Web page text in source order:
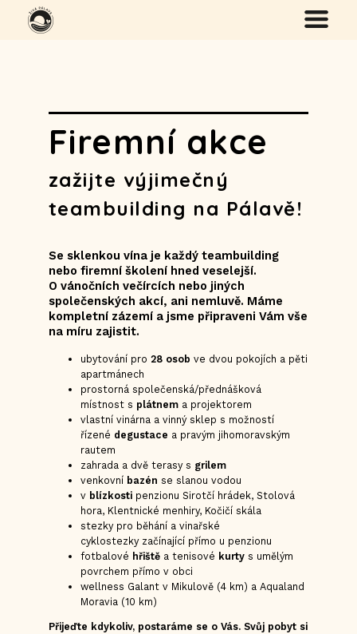
Firemní akce
zažijte výjimečný
teambuilding na Pálavě!
Se sklenkou vína je každý teambuilding
nebo firemní školení hned veselejší.
O vánočních večírcích nebo jiných
společenských akcí, ani nemluvě. Máme
kompletní zázemí a jsme připraveni Vám vše
na míru zajistit.
ubytování pro 28 osob ve dvou pokojích a pěti
apartmánech
prostorná společenská/přednášková
místnost s plátnema projektorem
vlastní vinárna a vinný sklep s možností
řízené degustace a pravým jihomoravským
rautem
zahrada a dvě terasy s grilem
venkovní bazén se slanou vodou
v blízkostipenzionu Sirotčí hrádek, Stolová
hora, Klentnické menhiry, Kočičí skála
stezky pro běhání a vinařské
cyklostezky začínající přímo u penzionu
fotbalové hřištěa tenisové kurtys umělým
povrchem přímo v obci
wellness Galant v Mikulově (4 km) a Aqualand
Moravia (10 km)
Přijeďte kdykoliv, postaráme se o Vás. Svůj pobyt si